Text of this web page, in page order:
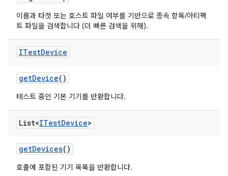
이름과 타겟 또는 호스트 파일 여부를 기반으로 종속 항목/아티팩
트 파일을 검색합니다 (더 빠른 검색을 위해).
ITestDevice
getDevice()
테스트 중인 기본 기기를 반환합니다.
List<ITestDevice>
getDevices()
호출에 포함된 기기 목록을 반환합니다.